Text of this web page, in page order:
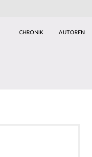
CHRONIK AUTOREN